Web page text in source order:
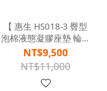
【 惠生 HS018-3 臀型
泡棉液態凝膠座墊 輪椅
座墊 C 款補助 】
NT$9,500
NT$11,000